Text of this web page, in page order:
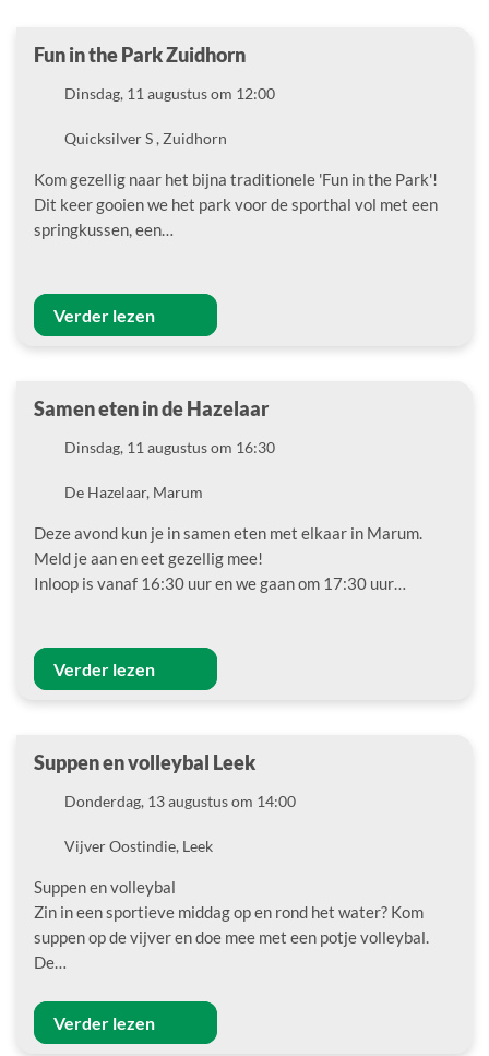
Fun in the Park Zuidhorn
DatumDinsdag, 11 augustus om 12:00
LocatieQuicksilver S , Zuidhorn
Kom gezellig naar het bijna traditionele 'Fun in the Park'!
Dit keer gooien we het park voor de sporthal vol met een
springkussen, een…
Verder lezen
Samen eten in de Hazelaar
DatumDinsdag, 11 augustus om 16:30
LocatieDe Hazelaar, Marum
Deze avond kun je in samen eten met elkaar in Marum.
Meld je aan en eet gezellig mee!
Inloop is vanaf 16:30 uur en we gaan om 17:30 uur…
Verder lezen
Suppen en volleybal Leek
DatumDonderdag, 13 augustus om 14:00
LocatieVijver Oostindie, Leek
Suppen en volleybal
Zin in een sportieve middag op en rond het water? Kom
suppen op de vijver en doe mee met een potje volleybal.
De…
Verder lezen